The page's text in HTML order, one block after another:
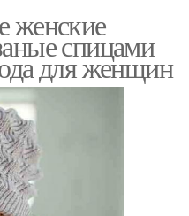
женские
спицами
для женщин